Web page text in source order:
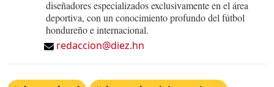
diseñadores especializados exclusivamente en el área
deportiva, con un conocimiento profundo del fútbol
hondureño e internacional.
redaccion@diez.hn